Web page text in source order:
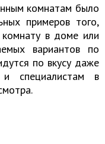
комнатам было
примеров того,
в доме или
вариантов по
по вкусу даже
специалистам в